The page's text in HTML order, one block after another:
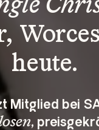
heute.
Mitglied bei
,